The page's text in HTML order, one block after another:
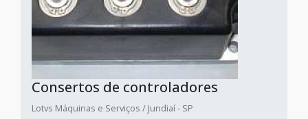
Consertos de controladores
Lotvs Máquinas e Serviços / Jundiaí - SP